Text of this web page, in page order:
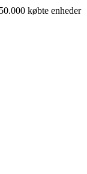
købte enheder